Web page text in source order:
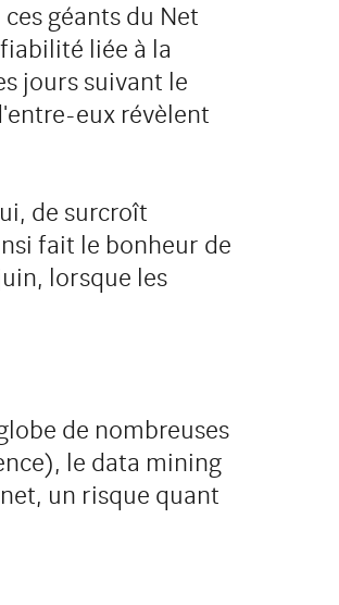
géants du Net
liée à la
jours suivant le
eux révèlent
de surcroît
fait le bonheur de
lorsque les
de nombreuses
le data mining
un risque quant